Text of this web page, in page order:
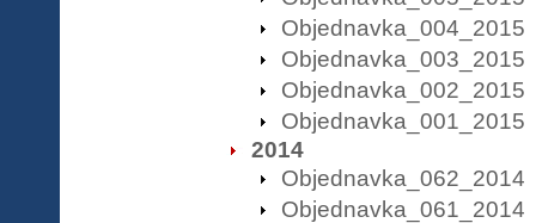
Objednavka_004_2015
Objednavka_003_2015
Objednavka_002_2015
Objednavka_001_2015
2014
Objednavka_062_2014
Objednavka_061_2014